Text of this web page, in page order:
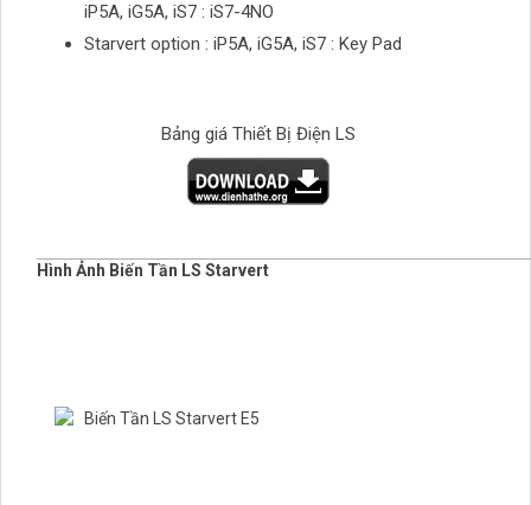
iP5A, iG5A, iS7 : iS7-4NO
Starvert option : iP5A, iG5A, iS7 : Key Pad
Bảng giá Thiết Bị Điện LS
Hình Ảnh Biến Tần LS Starvert